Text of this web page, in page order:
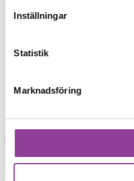
Inställningar
Statistik
Marknadsföring
xiaomi
iphon
Load More
0,00kr0Varukorg
Start